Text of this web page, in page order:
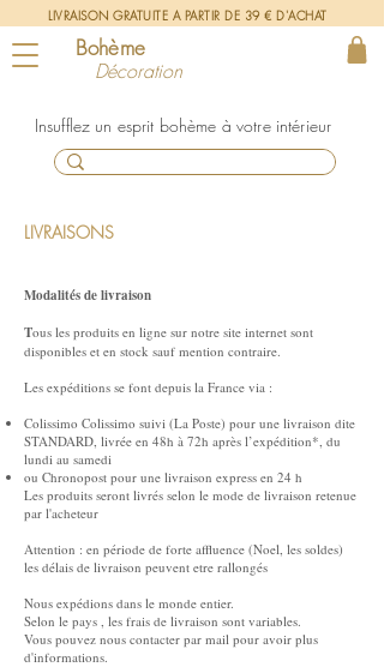
LIVRAISON GRATUITE A PARTIR DE 39 € D'ACHAT
Bohème
Décoration
esprit bohème à votre intérieur
LIVRAISONS
Modalités de livraison
Tous les produits en ligne sur notre site internet sont
disponibles et en stock sauf mention contraire.
Les expéditions se font depuis la France via :
Colissimo Colissimo suivi (La Poste) pour une livraison dite
STANDARD, livrée en 48h à 72h après l’expédition*, du
lundi au samedi
ou Chronopost pour une livraison express en 24 h
Les produits seront livrés selon le mode de livraison retenue
par l'acheteur
Attention : en période de forte affluence (Noel, les soldes)
les délais de livraison peuvent etre rallongés
Nous expédions dans le monde entier.
Selon le pays , les frais de livraison sont variables.
Vous pouvez nous contacter par mail pour avoir plus
d'informations.